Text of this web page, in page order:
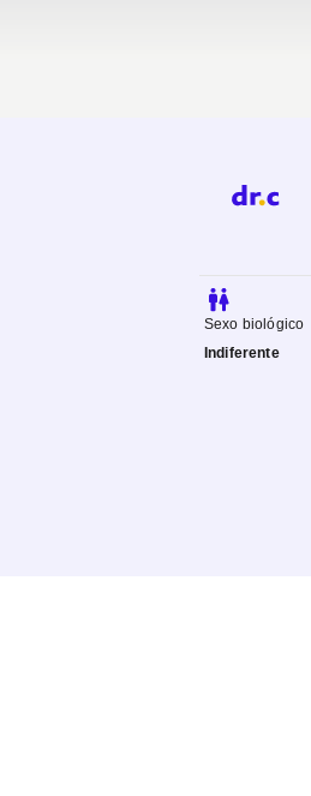
Sexo biológico
Indiferente